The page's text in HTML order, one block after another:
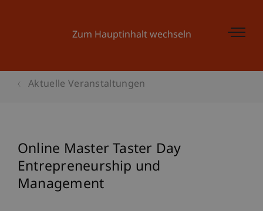
Zum Hauptinhalt wechseln
Aktuelle Veranstaltungen
Online Master Taster Day
Entrepreneurship und
Management